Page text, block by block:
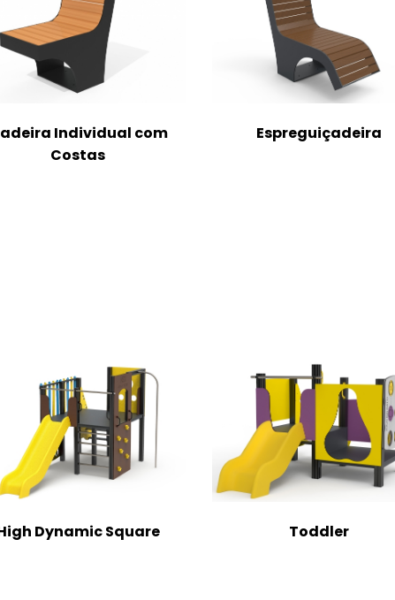
Individual com
Costas
Espreguiçadeira
Dynamic Square Toddler